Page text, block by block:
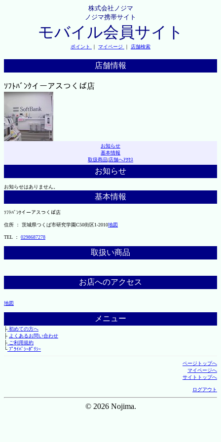
株式会社ノジマ
ノジマ携帯サイト
モバイル会員サイト
ポイント ｜ マイページ ｜ 店舗検索
店舗情報
ｿﾌﾄﾊﾞﾝｸイーアスつくば店
お知らせ
基本情報
取扱商品|店舗へｱｸｾｽ
お知らせ
お知らせはありません。
基本情報
ｿﾌﾄﾊﾞﾝｸイーアスつくば店
住所 ： 茨城県つくば市研究学園C50街区1-2010地図
TEL ： 0298687278
取扱い商品
お店へのアクセス
地図
メニュー
├初めての方へ
├ よくあるお問い合わせ
├ご利用規約
└ﾌﾟﾗｲﾊﾞｼｰﾎﾟﾘｼｰ
ページトップへ
マイページへ
サイトトップへ
ログアウト
© 2026 Nojima.